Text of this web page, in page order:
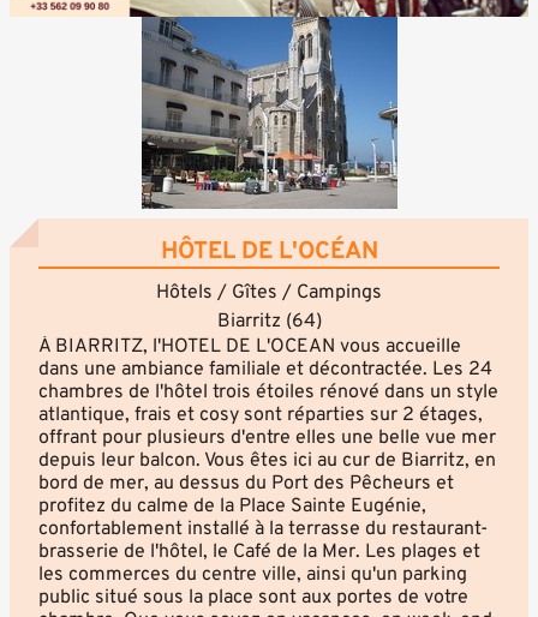
HÔTEL DE L'OCÉAN
Hôtels / Gîtes / Campings
Biarritz (64)
À BIARRITZ, l'HOTEL DE L'OCEAN vous accueille
dans une ambiance familiale et décontractée. Les 24
chambres de l'hôtel trois étoiles rénové dans un style
atlantique, frais et cosy sont réparties sur 2 étages,
offrant pour plusieurs d'entre elles une belle vue mer
depuis leur balcon. Vous êtes ici au cur de Biarritz, en
bord de mer, au dessus du Port des Pêcheurs et
profitez du calme de la Place Sainte Eugénie,
confortablement installé à la terrasse du restaurant-
brasserie de l'hôtel, le Café de la Mer. Les plages et
les commerces du centre ville, ainsi qu'un parking
public situé sous la place sont aux portes de votre